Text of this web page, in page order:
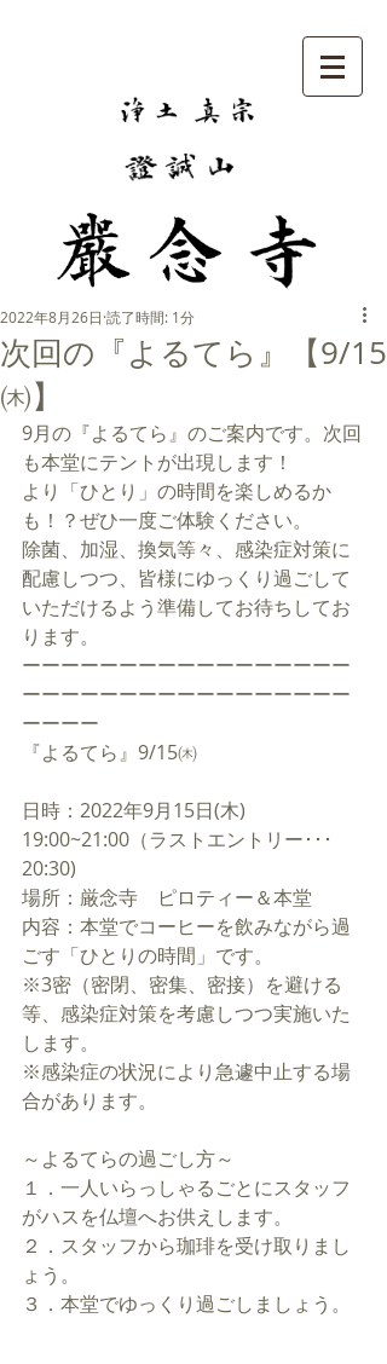
次回の『よるてら』【9/15
㈭】
2022年8月26日 読了時間: 1分
9月の『よるてら』のご案内です。次回
も本堂にテントが出現します！
より「ひとり」の時間を楽しめるか
も！？ぜひ一度ご体験ください。
除菌、加湿、換気等々、感染症対策に
配慮しつつ、皆様にゆっくり過ごして
いただけるよう準備してお待ちしてお
ります。
ーーーーーーーーーーーーーーーーー
ーーーーーーーーーーーーーーーーー
ーーーー
『よるてら』9/15㈭
日時：2022年9月15日(木)
19:00~21:00（ラストエントリー･･･
20:30)
場所：厳念寺　ピロティー＆本堂
内容：本堂でコーヒーを飲みながら過
ごす「ひとりの時間」です。
※3密（密閉、密集、密接）を避ける
等、感染症対策を考慮しつつ実施いた
します。
※感染症の状況により急遽中止する場
合があります。
～よるてらの過ごし方～
１．一人いらっしゃるごとにスタッフ
がハスを仏壇へお供えします。
２．スタッフから珈琲を受け取りまし
ょう。
３．本堂でゆっくり過ごしましょう。